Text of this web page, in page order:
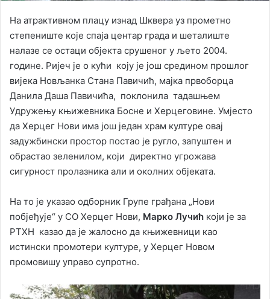
На атрактивном плацу изнад Шквера уз прометно
степениште које спаја центар града и шеталиште
налазе се остаци објекта срушенoг у љето 2004.
године. Ријеч је о кући коју је још средином прошлог
вијека Новљанка Стана Павичић, мајка првоборца
Данила Даша Павичића, поклонила тадашњем
Удружењу књижевника Босне и Херцеговине. Умјесто
да Херцег Нови има још један храм културе овај
задужбински простор постао је ругло, запуштен и
обрастао зеленилом, који директно угрожава
сигурност пролазника али и околних објеката.
На то је указао одборник Групе грађана „Нови
побјеђује“ у СО Херцег Нови, Марко Лучић који је за
РТХН казао да је жалосно да књижевници као
истински промотери културе, у Херцег Новом
промовишу управо супротно.